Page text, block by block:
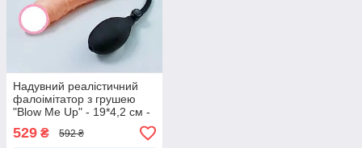
Надувний реалістичний
фалоімітатор з грушею
"Blow Me Up" - 19*4,2 см -
Тілесний
529 ₴ 592 ₴